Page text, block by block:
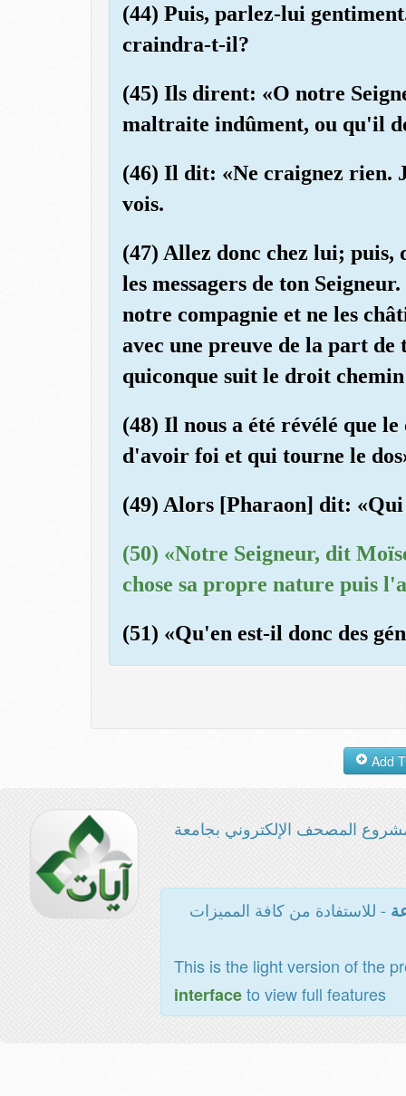
(44) Puis, parlez-lui
craindra-t-il?
(45) Ils dirent: «O notre
maltraite indûment, ou qu'il
(46) Il dit: «Ne craignez rien.
vois.
(47) Allez donc chez lui; puis,
les messagers de ton
notre compagnie et ne les
avec une preuve de la part
quiconque suit le droit
(48) Il nous a été révélé que
d'avoir foi et qui tourne le
(49) Alors [Pharaon] dit: «Qui
(50) «Notre Seigneur, dit
chose sa propre nature puis
(51) «Qu'en est-il donc des
المصحف الإلكتروني بجامعة
- للاستفادة من كافة المميزات
This is the light version of the
interfaceto view full features